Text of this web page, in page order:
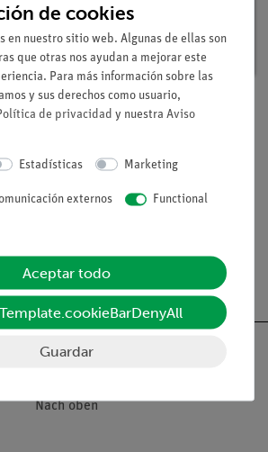
88 | Tipo: Set
3-4 semanas
gratuito a partir de 300,- €.
Nach oben
de cookies
en nuestro sitio web. Algunas de ellas son
que otras nos ayudan a mejorar este
Para más información sobre las
y sus derechos como usuario,
de privacidad y nuestra Aviso
Estadísticas Marketing
externos Functional
Aceptar todo
Guardar